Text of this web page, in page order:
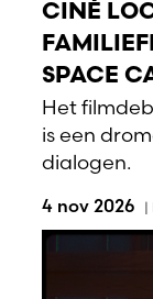
CINÉ
SPACE
Het
is een
dialogen.
4 nov 2026 |